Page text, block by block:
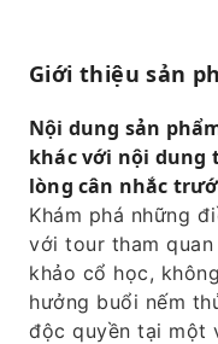
Pompeii đến
dưới chân núi
vị rượu vang
Thưởng thức
Vesuvia do
hợp cùng rượu
Giới thiệu sản
Nội dung sản
khác với nội dung
lòng cân nhắc
Khám phá những
với tour tham
khảo cổ học,
hưởng buổi nếm
độc quyền tại một